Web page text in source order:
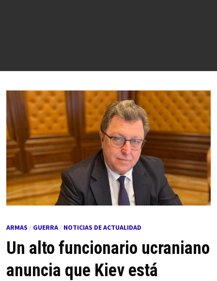
ARMAS / GUERRA/ NOTICIAS DE ACTUALIDAD
Un alto funcionario ucraniano
anuncia que Kiev está